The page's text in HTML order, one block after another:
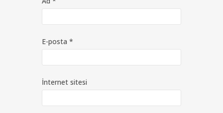
E-posta *
İnternet sitesi